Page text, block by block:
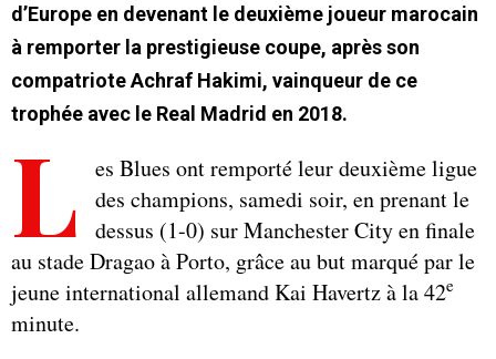
d’Europe en devenant le deuxième joueur marocain
à remporter la prestigieuse coupe, après son
compatriote Achraf Hakimi, vainqueur de ce
trophée avec le Real Madrid en 2018.
L
es Blues ont remporté leur deuxième ligue
des champions, samedi soir, en prenant le
dessus (1-0) sur Manchester City en finale
au stade Dragao à Porto, grâce au but marqué par le
jeune international allemand Kai Havertz à la 42e
minute.